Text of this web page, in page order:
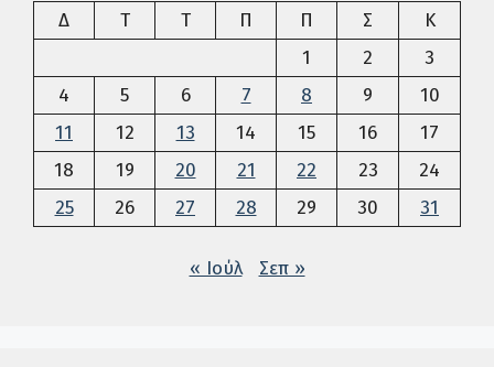
ΔΔευτέρα
ΤΤρίτη ΤΤετάρτη
Π Πέμπτη
Π Παρασκευή
Σ Σάββατο
Κ
1
2
3
4
5 6 7 8 9
10
11
12 13 14 15 16
17
18
19 20 21 22 23
24
25
26 27 28 29 30 31
« Ιούλ Σεπ »